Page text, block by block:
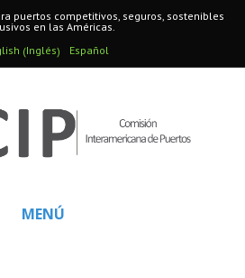
puertos competitivos, seguros, sostenibles
en las Américas.
(Inglés) Español
MENÚ